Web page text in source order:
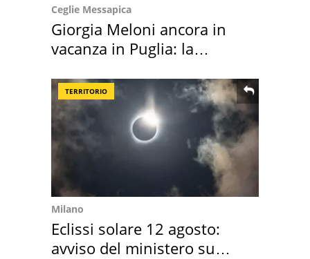
Ceglie Messapica
Giorgia Meloni ancora in
vacanza in Puglia: la
TERRITORIO
Milano
Eclissi solare 12 agosto:
avviso del ministero su